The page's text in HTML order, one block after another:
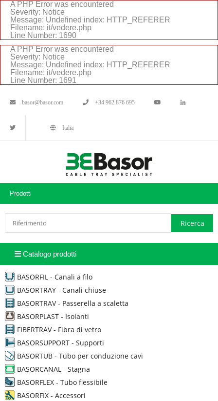
A PHP Error was encountered
Severity: Notice
Message: Undefined index: HTTP_REFERER
Filename: it/vedere.php
Line Number: 1690
A PHP Error was encountered
Severity: Notice
Message: Undefined index: HTTP_REFERER
Filename: it/vedere.php
Line Number: 1691
basor@basor.com +34 962 876 695
Italia
Prodotti
Catalogo prodotti
BASORFIL - Canali a filo
BASORTRAY - Canali chiuse
BASORTRAV - Passerella a scaletta
BASORPLAST - Isolanti
FIBERTRAV - Fibra di vetro
BASORSUPPORT - Supporti
BASORTUB - Tubo per conduzione cavi
BASORCANAL - Stagna
BASORFLEX - Tubo flessibile
BASORFIX - Accessori